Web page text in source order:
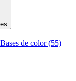
Bases de color (55)